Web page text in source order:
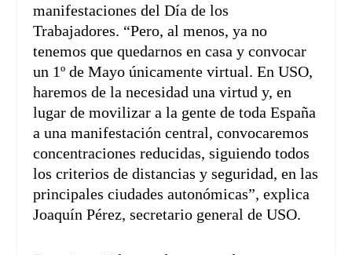
manifestaciones del Día de los
Trabajadores. “Pero, al menos, ya no
tenemos que quedarnos en casa y convocar
un 1º de Mayo únicamente virtual. En USO,
haremos de la necesidad una virtud y, en
lugar de movilizar a la gente de toda España
a una manifestación central, convocaremos
concentraciones reducidas, siguiendo todos
los criterios de distancias y seguridad, en las
principales ciudades autonómicas”, explica
Joaquín Pérez, secretario general de USO.